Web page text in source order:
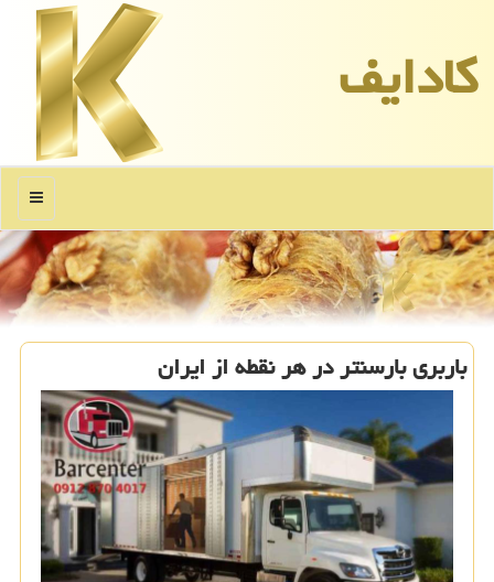
كادایف
منو
باربری بارسنتر در هر نقطه از ایران